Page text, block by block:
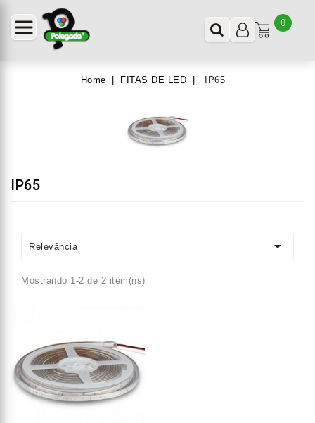
0
Home FITAS DE LED IP65
IP65
Relevância 
Mostrando 1-2 de 2 item(ns)